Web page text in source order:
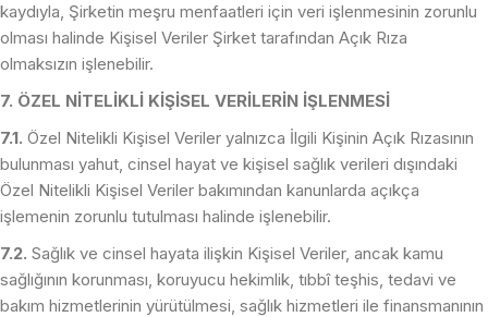
kaydıyla, Şirketin meşru menfaatleri için veri işlenmesinin zorunlu
olması halinde Kişisel Veriler Şirket tarafından Açık Rıza
olmaksızın işlenebilir.
7. ÖZEL NİTELİKLİ KİŞİSEL VERİLERİN İŞLENMESİ
7.1. Özel Nitelikli Kişisel Veriler yalnızca İlgili Kişinin Açık Rızasının
bulunması yahut, cinsel hayat ve kişisel sağlık verileri dışındaki
Özel Nitelikli Kişisel Veriler bakımından kanunlarda açıkça
işlemenin zorunlu tutulması halinde işlenebilir.
7.2. Sağlık ve cinsel hayata ilişkin Kişisel Veriler, ancak kamu
sağlığının korunması, koruyucu hekimlik, tıbbî teşhis, tedavi ve
bakım hizmetlerinin yürütülmesi, sağlık hizmetleri ile finansmanının